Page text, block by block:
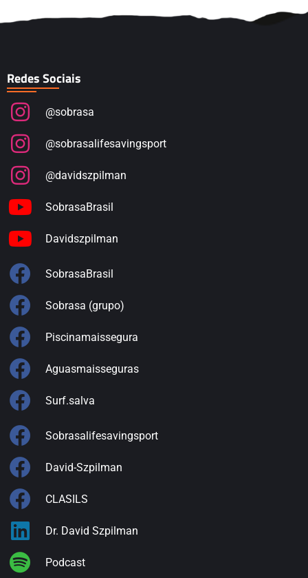
Redes Sociais
@sobrasa
@sobrasalifesavingsport
@davidszpilman
SobrasaBrasil
Davidszpilman
SobrasaBrasil
Sobrasa (grupo)
Piscinamaissegura
Aguasmaisseguras
Surf.salva
Sobrasalifesavingsport
David-Szpilman
CLASILS
Dr. David Szpilman
Podcast